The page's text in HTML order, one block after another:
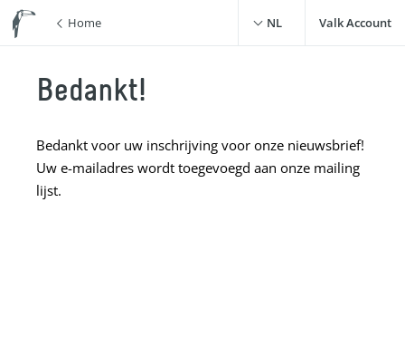
Home NL Valk Account
Bedankt!
Bedankt voor uw inschrijving voor onze nieuwsbrief!
Uw e-mailadres wordt toegevoegd aan onze mailing
lijst.